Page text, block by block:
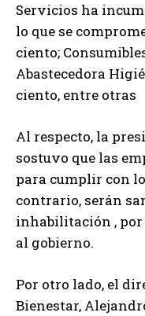
Servicios ha
lo que se
ciento;
Abastecedora
ciento, entre otras
Al respecto, la
sostuvo que las
para cumplir con
contrario, serán
inhabilitación ,
al gobierno.
Por otro lado, el
Bienestar,